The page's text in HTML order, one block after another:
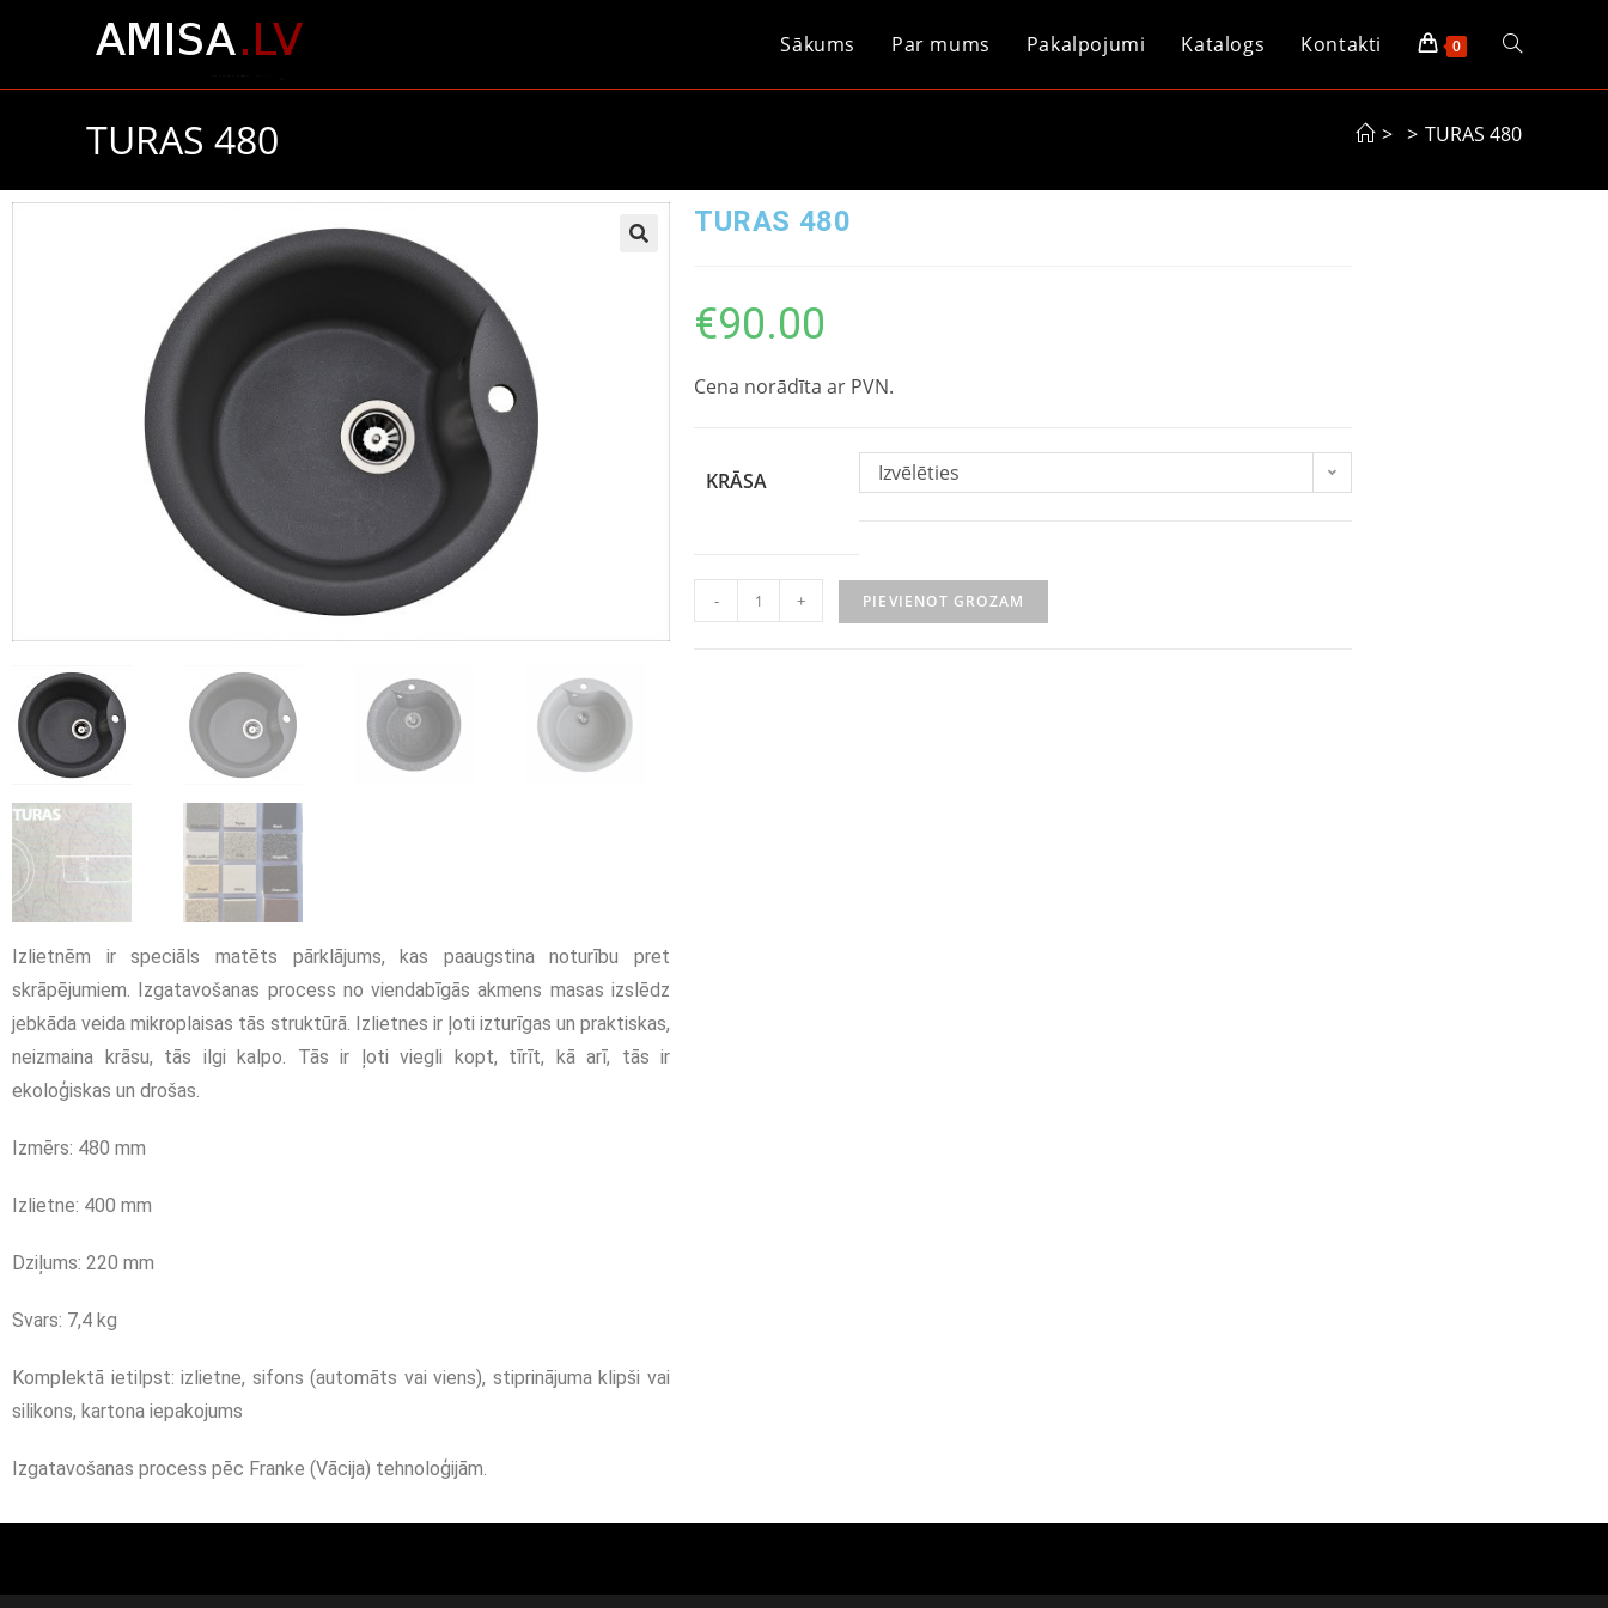
Sākums Par mums Pakalpojumi Katalogs Kontakti 0
TURAS 480 > > TURAS 480
Izlietnēm ir speciāls matēts pārklājums, kas paaugstina noturību pret
skrāpējumiem. Izgatavošanas process no viendabīgās akmens masas izslēdz
jebkāda veida mikroplaisas tās struktūrā. Izlietnes ir ļoti izturīgas un praktiskas,
neizmaina krāsu, tās ilgi kalpo. Tās ir ļoti viegli kopt, tīrīt, kā arī, tās ir
ekoloģiskas un drošas.
Izmērs: 480 mm
Izlietne: 400 mm
Dziļums: 220 mm
Svars: 7,4 kg
Komplektā ietilpst: izlietne, sifons (automāts vai viens), stiprinājuma klipši vai
silikons, kartona iepakojums
Izgatavošanas process pēc Franke (Vācija) tehnoloģijām.
TURAS 480
€90.00
Cena norādīta ar PVN.
KRĀSA Izvēlēties
- + PIEVIENOT GROZAM